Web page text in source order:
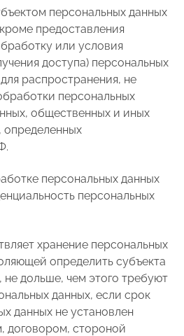
персональных данных
предоставления
или условия
доступа) персональных
распространения, не
персональных
общественных и иных
определенных
персональных данных
персональных
хранение персональных
определить субъекта
не дольше, чем этого требуют
данных, если срок
данных не установлен
договором, стороной